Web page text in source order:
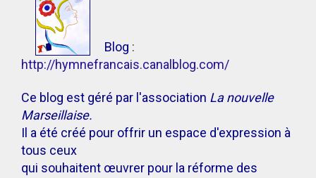
Blog :
http://hymnefrancais.canalblog.com/
Ce blog est géré par l'association La nouvelle
Marseillaise.
Il a été créé pour offrir un espace d'expression à
tous ceux
qui souhaitent œuvrer pour la réforme des